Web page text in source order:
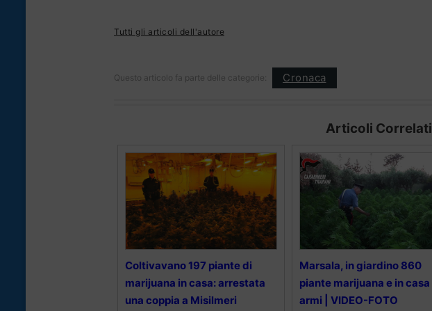
Tutti gli articoli dell'autore
Questo articolo fa parte delle categorie: Cronaca
Articoli Correlati
Coltivavano 197 piante di
marijuana in casa: arrestata
una coppia a Misilmeri
Marsala, in giardino 860
piante marijuana e in casa
armi | VIDEO-FOTO